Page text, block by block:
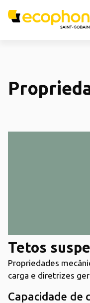
Tetos
Propriedades
carga e diretrizes
Capacidade de